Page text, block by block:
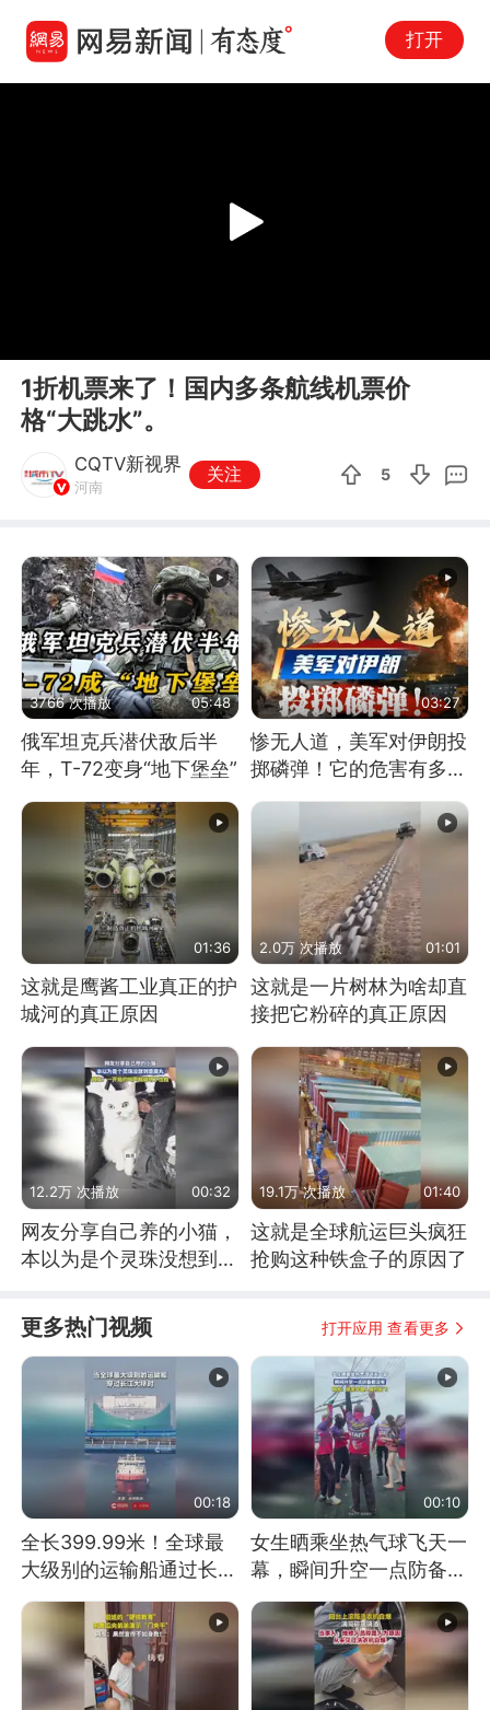
打开
Play
1折机票来了！国内多条航线机票价
格“大跳水”。
CQTV新视界
河南
关注 5
3766 次播放 05:48
俄军坦克兵潜伏敌后半
年，T-72变身“地下堡垒”
03:27
惨无人道，美军对伊朗投
掷磷弹！它的危害有多
大？
01:36
这就是鹰酱工业真正的护
城河的真正原因
2.0万 次播放 01:01
这就是一片树林为啥却直
接把它粉碎的真正原因
12.2万 次播放 00:32
网友分享自己养的小猫，
本以为是个灵珠没想到是
19.1万 次播放 01:40
这就是全球航运巨头疯狂
抢购这种铁盒子的原因了
更多热门视频 打开应用 查看更多
00:18
全长399.99米！全球最
大级别的运输船通过长江
大桥这一幕，太震撼了！
00:10
女生晒乘坐热气球飞天一
幕，瞬间升空一点防备都
没有